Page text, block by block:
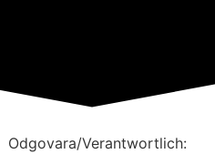
Odgovara/Verantwortlich: